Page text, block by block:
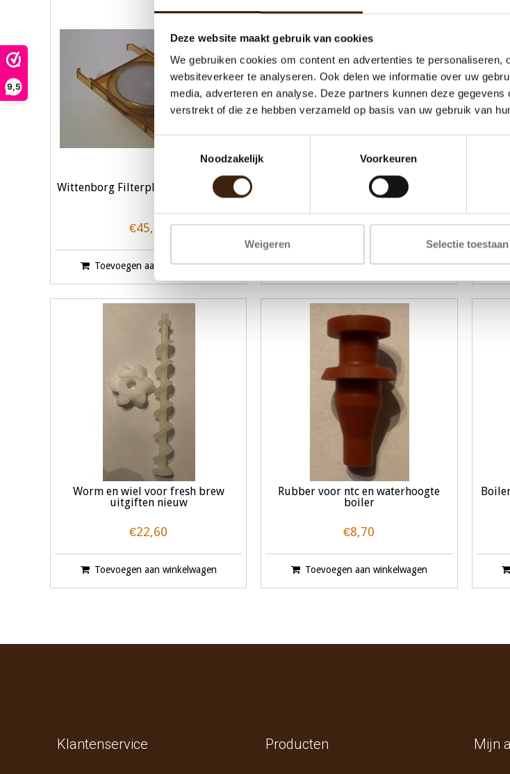
Deze website maakt gebruik van cookies
We gebruiken cookies om content en advertenties te
websiteverkeer te analyseren. Ook delen we informatie over uw
media, adverteren en analyse. Deze partners kunnen deze
verstrekt of die ze hebben verzameld op basis van uw gebruik van
Toestemmingsselectie
Noodzakelijk
Voorkeuren
Weigeren Selectie toestaan
9,5
Wittenborg Filterplaat Refurbisched
€45,00
Toevoegen aan winkelwagen
UITVERKOCHT
Ventiel Muller 24v 9.5 Watt
Wittenborg
€38,45
Meer informatie
Worm en wiel voor fresh brew
uitgiften nieuw
€22,60
Toevoegen aan winkelwagen
Rubber voor ntc en waterhoogte
boiler
€8,70
Toevoegen aan winkelwagen
Klantenservice Producten Mijn